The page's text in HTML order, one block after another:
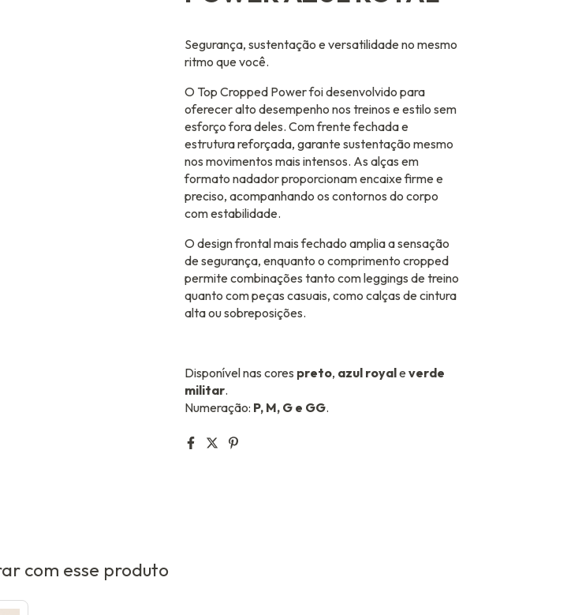
Segurança, sustentação e versatilidade no mesmo
ritmo que você.
O Top Cropped Power foi desenvolvido para
oferecer alto desempenho nos treinos e estilo sem
esforço fora deles. Com frente fechada e
estrutura reforçada, garante sustentação mesmo
nos movimentos mais intensos. As alças em
formato nadador proporcionam encaixe firme e
preciso, acompanhando os contornos do corpo
com estabilidade.
O design frontal mais fechado amplia a sensação
de segurança, enquanto o comprimento cropped
permite combinações tanto com leggings de treino
quanto com peças casuais, como calças de cintura
alta ou sobreposições.
Disponível nas cores preto, azul royale verde
militar.
Numeração: P, M, G e GG.
com esse produto